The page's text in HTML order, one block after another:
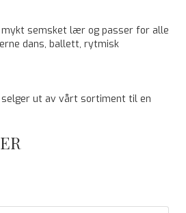
mykt semsket lær og passer for alle
dans, ballett, rytmisk
ut av vårt sortiment til en